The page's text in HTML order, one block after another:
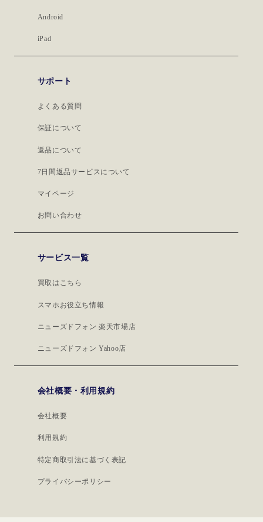
Android
iPad
サポート
よくある質問
保証について
返品について
7日間返品サービスについて
マイページ
お問い合わせ
サービス一覧
買取はこちら
スマホお役立ち情報
ニューズドフォン 楽天市場店
ニューズドフォン Yahoo店
会社概要・利用規約
会社概要
利用規約
特定商取引法に基づく表記
プライバシーポリシー